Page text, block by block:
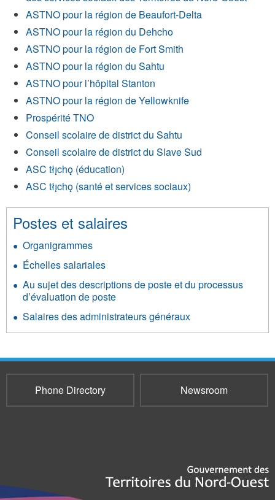
ASTNO pour la région de Beaufort-Delta
ASTNO pour la région du Dehcho
ASTNO pour la région de Fort Smith
ASTNO pour la région du Sahtu
ASTNO pour l’hôpital Stanton
ASTNO pour la région de Yellowknife
Prospérité TNO
Conseil scolaire de district du Sahtu
Conseil scolaire de district du Slave Sud
ASC tłı̨chǫ (éducation)
ASC tłı̨chǫ (santé et services sociaux)
Postes et salaires
Organigrammes
Échelles salariales
Au sujet des descriptions de poste et du processus
d’évaluation de poste
Salaires des administrateurs généraux
Phone Directory Newsroom